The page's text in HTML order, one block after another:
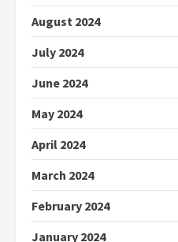
August 2024
July 2024
June 2024
May 2024
April 2024
March 2024
February 2024
January 2024